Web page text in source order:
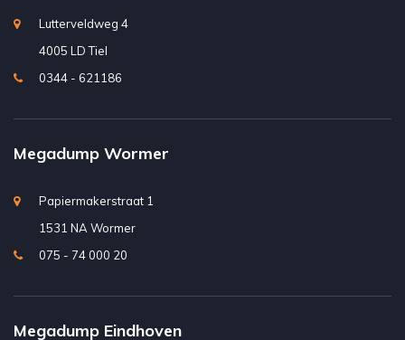
Lutterveldweg 4
4005 LD Tiel
0344 - 621186
Megadump Wormer
Papiermakerstraat 1
1531 NA Wormer
075 - 74 000 20
Megadump Eindhoven